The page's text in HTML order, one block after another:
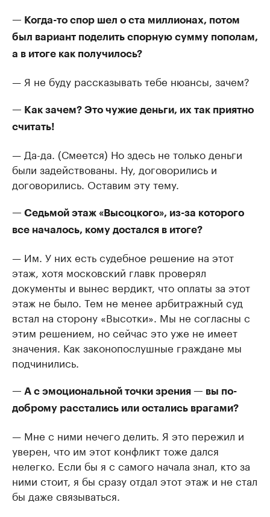
— Когда-то спор шел о ста миллионах, потом
был вариант поделить спорную сумму пополам,
а в итоге как получилось?
— Я не буду рассказывать тебе нюансы, зачем?
— Как зачем? Это чужие деньги, их так приятно
считать!
— Да-да. (Смеется) Но здесь не только деньги
были задействованы. Ну, договорились и
договорились. Оставим эту тему.
— Седьмой этаж «Высоцкого», из-за которого
все началось, кому достался в итоге?
— Им. У них есть судебное решение на этот
этаж, хотя московский главк проверял
документы и вынес вердикт, что оплаты за этот
этаж не было. Тем не менее арбитражный суд
встал на сторону «Высотки». Мы не согласны с
этим решением, но сейчас это уже не имеет
значения. Как законопослушные граждане мы
подчинились.
— А с эмоциональной точки зрения — вы по-
доброму расстались или остались врагами?
— Мне с ними нечего делить. Я это пережил и
уверен, что им этот конфликт тоже дался
нелегко. Если бы я с самого начала знал, кто за
ними стоит, я бы сразу отдал этот этаж и не стал
бы даже связываться.